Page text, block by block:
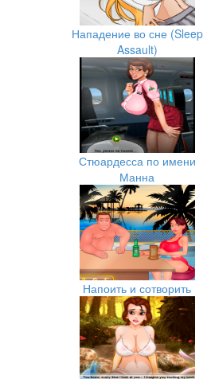
Нападение во сне (Sleep
Assault)
Стюардесса по имени
Манна
Напоить и сотворить